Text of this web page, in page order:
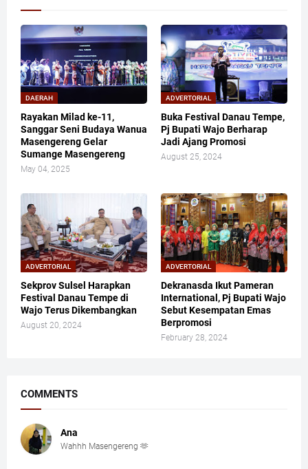
DAERAH
Rayakan Milad ke-11,
Sanggar Seni Budaya Wanua
Masengereng Gelar
Sumange Masengereng
May 04, 2025
ADVERTORIAL
Buka Festival Danau Tempe,
Pj Bupati Wajo Berharap
Jadi Ajang Promosi
August 25, 2024
ADVERTORIAL
Sekprov Sulsel Harapkan
Festival Danau Tempe di
Wajo Terus Dikembangkan
August 20, 2024
ADVERTORIAL
Dekranasda Ikut Pameran
International, Pj Bupati Wajo
Sebut Kesempatan Emas
Berpromosi
February 28, 2024
COMMENTS
Ana
Wahhh Masengereng 🫶